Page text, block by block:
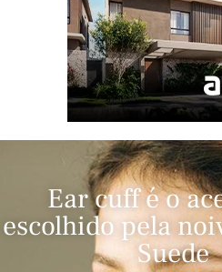
Ear cuff é o
escolhido pela
Suede